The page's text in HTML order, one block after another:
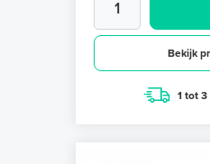
Bekijk
1 tot